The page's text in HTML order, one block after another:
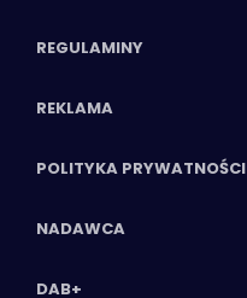
REGULAMINY
REKLAMA
POLITYKA PRYWATNOŚCI
NADAWCA
DAB+